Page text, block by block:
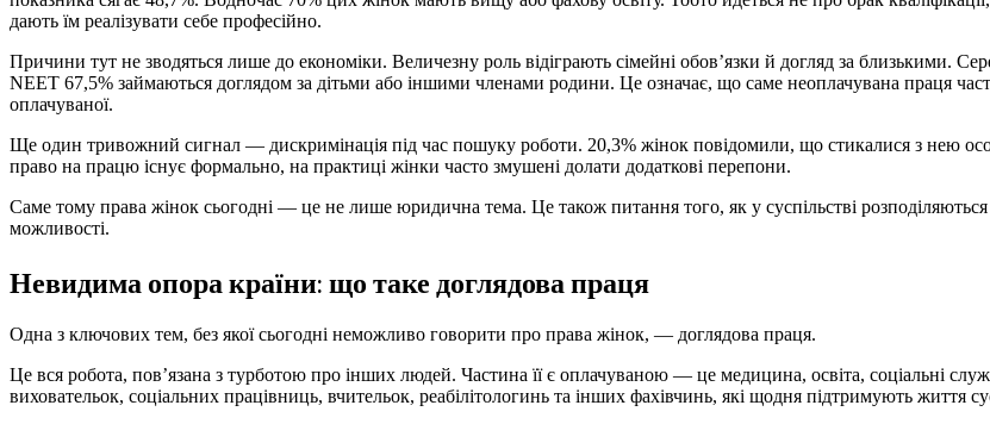
дають їм реалізувати себе професійно.
Причини тут не зводяться лише до економіки. Величезну роль відіграють сімейні обов’язки й догляд за близькими.
NEET 67,5% займаються доглядом за дітьми або іншими членами родини. Це означає, що саме неоплачувана праця
оплачуваної.
Ще один тривожний сигнал — дискримінація під час пошуку роботи. 20,3% жінок повідомили, що стикалися з нею
право на працю існує формально, на практиці жінки часто змушені долати додаткові перепони.
Саме тому права жінок сьогодні — це не лише юридична тема. Це також питання того, як у суспільстві розподіляються
можливості.
Невидима опора країни: що таке доглядова праця
Одна з ключових тем, без якої сьогодні неможливо говорити про права жінок, — доглядова праця.
Це вся робота, пов’язана з турботою про інших людей. Частина її є оплачуваною — це медицина, освіта, соціальні
виховательок, соціальних працівниць, вчительок, реабілітологинь та інших фахівчинь, які щодня підтримують життя